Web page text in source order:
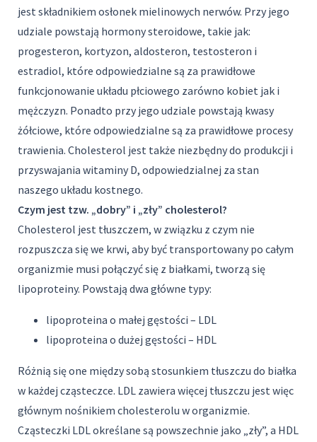
jest składnikiem osłonek mielinowych nerwów. Przy jego
udziale powstają hormony steroidowe, takie jak:
progesteron, kortyzon, aldosteron, testosteron i
estradiol, które odpowiedzialne są za prawidłowe
funkcjonowanie układu płciowego zarówno kobiet jak i
mężczyzn. Ponadto przy jego udziale powstają kwasy
żółciowe, które odpowiedzialne są za prawidłowe procesy
trawienia. Cholesterol jest także niezbędny do produkcji i
przyswajania witaminy D, odpowiedzialnej za stan
naszego układu kostnego.
Czym jest tzw. „dobry” i „zły” cholesterol?
Cholesterol jest tłuszczem, w związku z czym nie
rozpuszcza się we krwi, aby być transportowany po całym
organizmie musi połączyć się z białkami, tworzą się
lipoproteiny. Powstają dwa główne typy:
lipoproteina o małej gęstości – LDL
lipoproteina o dużej gęstości – HDL
Różnią się one między sobą stosunkiem tłuszczu do białka
w każdej cząsteczce. LDL zawiera więcej tłuszczu jest więc
głównym nośnikiem cholesterolu w organizmie.
Cząsteczki LDL określane są powszechnie jako „zły”, a HDL